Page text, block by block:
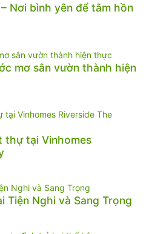
Nơi bình yên để tâm hồn
mơ sân vườn thành hiện
thự tại Vinhomes
Tiện Nghi và Sang Trọng